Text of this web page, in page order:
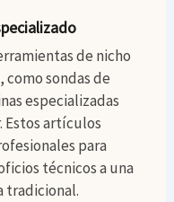
de nicho
sondas de
especializadas
Estos artículos
para
técnicos a una
tradicional.